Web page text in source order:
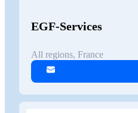
EGF-Services
All regions, France